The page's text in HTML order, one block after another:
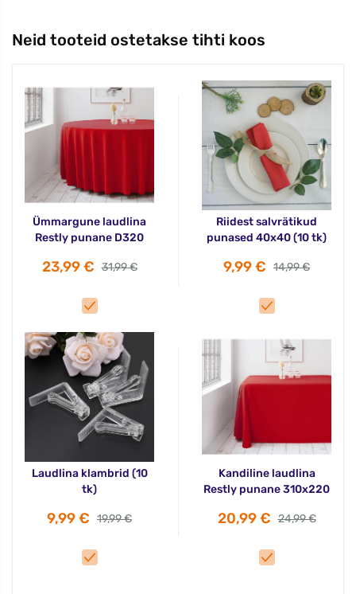
Neid tooteid ostetakse tihti koos
Ümmargune laudlina
Restly punane D320
23,99 € 31,99 €
Riidest salvrätikud
punased 40x40 (10 tk)
9,99 € 14,99 €
Laudlina klambrid (10
tk)
9,99 € 19,99 €
Kandiline laudlina
Restly punane 310x220
20,99 € 24,99 €